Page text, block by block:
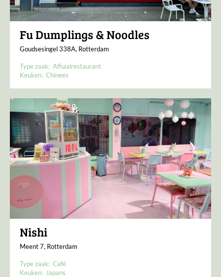
Fu Dumplings & Noodles
Goudsesingel 338A, Rotterdam
Type zaak: Afhaalrestaurant
Keuken: Chinees
Nishi
Meent 7, Rotterdam
Type zaak: Café
Keuken: Japans